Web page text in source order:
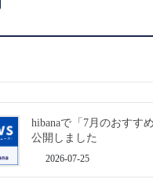
hibanaで「7月のおすす
公開しました
2026-07-25